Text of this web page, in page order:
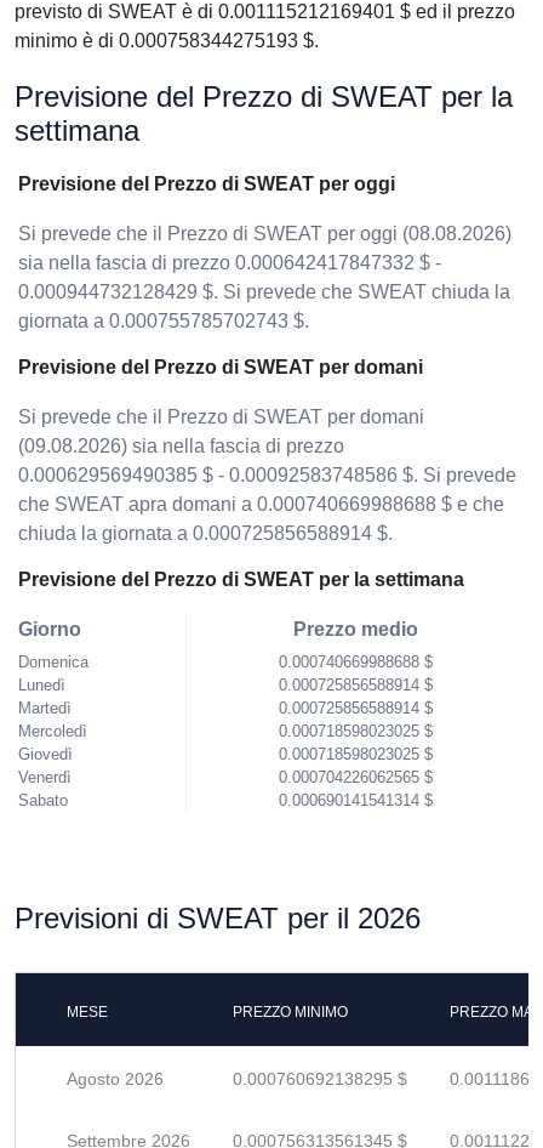
previsto di SWEAT è di 0.001115212169401 $ ed il prezzo
minimo è di 0.000758344275193 $.
Previsione del Prezzo di SWEAT per la
settimana
Previsione del Prezzo di SWEAT per oggi
Si prevede che il Prezzo di SWEAT per oggi (08.08.2026)
sia nella fascia di prezzo 0.000642417847332 $ -
0.000944732128429 $. Si prevede che SWEAT chiuda la
giornata a 0.000755785702743 $.
Previsione del Prezzo di SWEAT per domani
Si prevede che il Prezzo di SWEAT per domani
(09.08.2026) sia nella fascia di prezzo
0.000629569490385 $ - 0.00092583748586 $. Si prevede
che SWEAT apra domani a 0.000740669988688 $ e che
chiuda la giornata a 0.000725856588914 $.
Previsione del Prezzo di SWEAT per la settimana
Giorno
Domenica
Lunedì
Martedì
Mercoledì
Giovedì
Venerdì
Sabato
Prezzo medio
0.000740669988688 $
0.000725856588914 $
0.000725856588914 $
0.000718598023025 $
0.000718598023025 $
0.000704226062565 $
0.000690141541314 $
Previsioni di SWEAT per il 2026
MESE PREZZO MINIMO PREZZO
Agosto 2026 0.000760692138295 $
Settembre 2026 0.000756313561345 $